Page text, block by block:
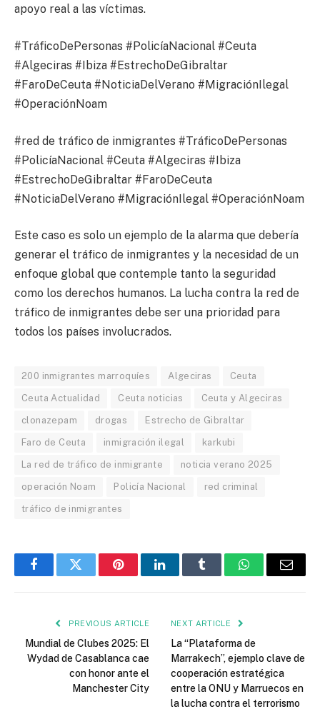
apoyo real a las víctimas.
#TráficoDePersonas #PolicíaNacional #Ceuta
#Algeciras #Ibiza #EstrechoDeGibraltar
#FaroDeCeuta #NoticiaDelVerano #MigraciónIlegal
#OperaciónNoam
#red de tráfico de inmigrantes #TráficoDePersonas
#PolicíaNacional #Ceuta #Algeciras #Ibiza
#EstrechoDeGibraltar #FaroDeCeuta
#NoticiaDelVerano #MigraciónIlegal #OperaciónNoam
Este caso es solo un ejemplo de la alarma que debería
generar el tráfico de inmigrantes y la necesidad de un
enfoque global que contemple tanto la seguridad
como los derechos humanos. La lucha contra la red de
tráfico de inmigrantes debe ser una prioridad para
todos los países involucrados.
200 inmigrantes marroquíes Algeciras Ceuta
Ceuta Actualidad Ceuta noticias Ceuta y Algeciras
clonazepam drogas Estrecho de Gibraltar
Faro de Ceuta inmigración ilegal karkubi
La red de tráfico de inmigrante noticia verano 2025
operación Noam Policía Nacional red criminal
tráfico de inmigrantes
FacebookTwitter PinterestLinkedInTumblr WhatsAppEmail
PREVIOUS ARTICLE
Mundial de Clubes 2025: El
Wydad de Casablanca cae
con honor ante el
Manchester City
NEXT ARTICLE
La “Plataforma de
Marrakech”, ejemplo clave de
cooperación estratégica
entre la ONU y Marruecos en
la lucha contra el terrorismo